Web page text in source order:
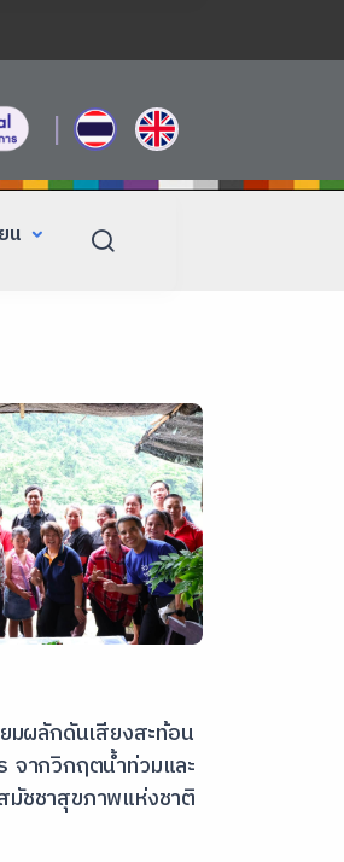
|
น
มผลักดันเสียงสะท้อน
จากวิกฤตน้ำท่วมและ
มัชชาสุขภาพแห่งชาติ